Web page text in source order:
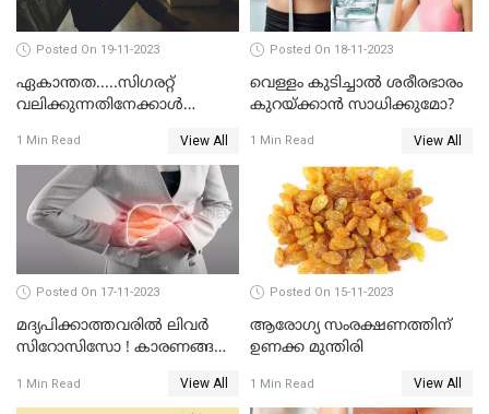
Posted On 19-11-2023
ഏകാന്തത.....സിഗരറ്റ്
വലിക്കുന്നതിനേക്കാള്‍
പഠനങ്ങള്‍
1 Min Read View All
Posted On 18-11-2023
വെള്ളം കുടിച്ചാല്‍ ശരീരഭാരം
കുറയ്ക്കാന്‍ സാധിക്കുമോ?
1 Min Read View All
Posted On 17-11-2023
മദ്യപിക്കാത്തവരില്‍ ലിവര്‍
സിറോസിസോ ! കാരണങ്ങള്‍
1 Min Read View All
Posted On 15-11-2023
ആരോഗ്യ സംരക്ഷണത്തിന്
ഉണക്ക മുന്തിരി
1 Min Read View All